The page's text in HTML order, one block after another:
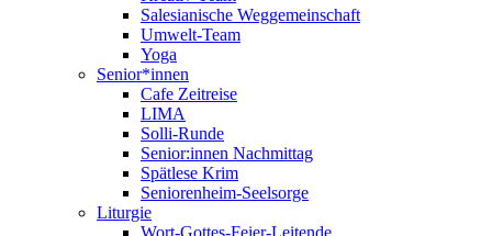
Salesianische Weggemeinschaft
Umwelt-Team
Yoga
Senior*innen
Cafe Zeitreise
LIMA
Solli-Runde
Senior:innen Nachmittag
Spätlese Krim
Seniorenheim-Seelsorge
Liturgie
Wort-Gottes-Feier-Leitende